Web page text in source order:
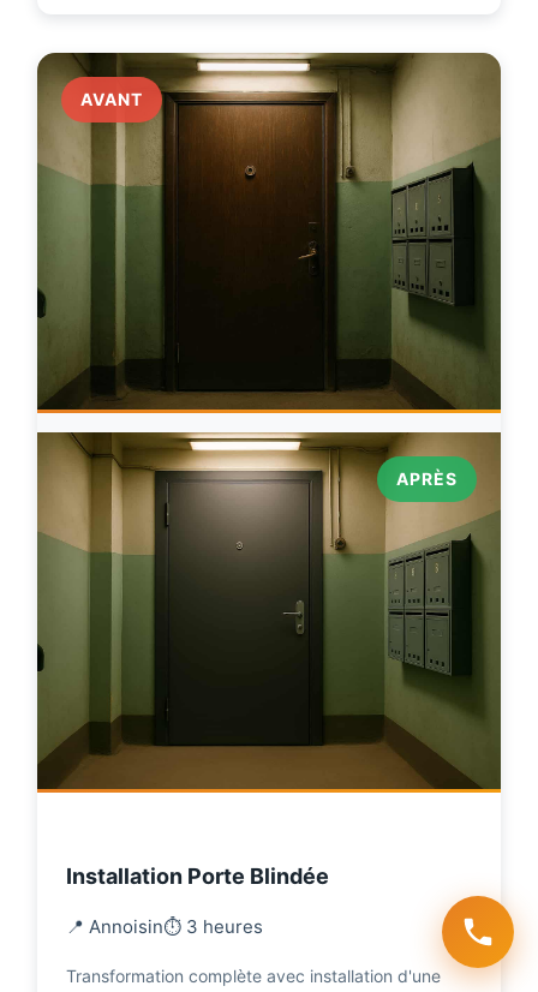
AVANT
APRÈS
Installation Porte Blindée
📍 Annoisin⏱️ 3 heures
Transformation complète avec installation d'une